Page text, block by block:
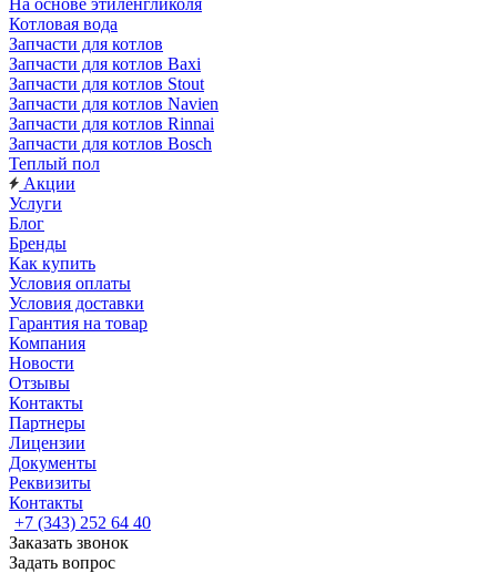
На основе этиленгликоля
Котловая вода
Запчасти для котлов
Запчасти для котлов Baxi
Запчасти для котлов Stout
Запчасти для котлов Navien
Запчасти для котлов Rinnai
Запчасти для котлов Bosch
Теплый пол
Акции
Услуги
Блог
Бренды
Как купить
Условия оплаты
Условия доставки
Гарантия на товар
Компания
Новости
Отзывы
Контакты
Партнеры
Лицензии
Документы
Реквизиты
Контакты
+7 (343) 252 64 40
Заказать звонок
Задать вопрос